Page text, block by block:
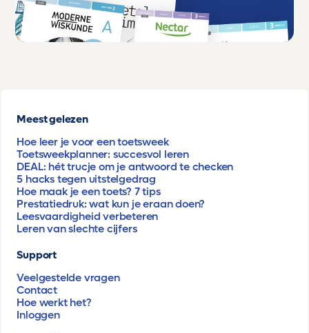
Meest gelezen
Hoe leer je voor een toetsweek
Toetsweekplanner: succesvol leren
DEAL: hét trucje om je antwoord te checken
5 hacks tegen uitstelgedrag
Hoe maak je een toets? 7 tips
Prestatiedruk: wat kun je eraan doen?
Leesvaardigheid verbeteren
Leren van slechte cijfers
Support
Veelgestelde vragen
Contact
Hoe werkt het?
Inloggen